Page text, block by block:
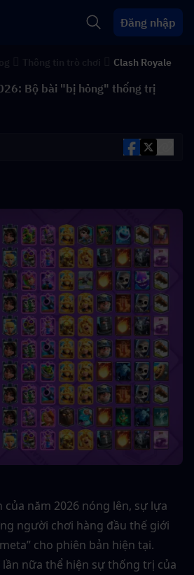
Đăng nhập
Clash Royale
Bộ bài "bị hỏng" thống trị
của năm 2026 nóng lên, sự lựa
người chơi hàng đầu thế giới
cho phiên bản hiện tại.
nữa thể hiện sự thống trị của